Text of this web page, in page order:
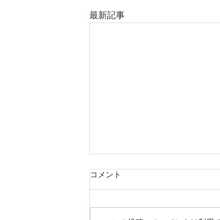
最新記事
フットケア学会関西地方会に
コメント